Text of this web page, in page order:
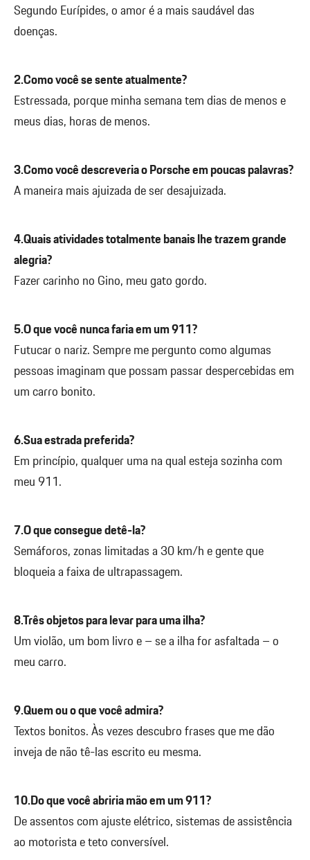
Segundo Eurípides, o amor é a mais saudável das
doenças.
2.Como você se sente atualmente?
Estressada, porque minha semana tem dias de menos e
meus dias, horas de menos.
3.Como você descreveria o Porsche em poucas palavras?
A maneira mais ajuizada de ser desajuizada.
4.Quais atividades totalmente banais lhe trazem grande
alegria?
Fazer carinho no Gino, meu gato gordo.
5.O que você nunca faria em um 911?
Futucar o nariz. Sempre me pergunto como algumas
pessoas imaginam que possam passar despercebidas em
um carro bonito.
6.Sua estrada preferida?
Em princípio, qualquer uma na qual esteja sozinha com
meu 911.
7.O que consegue detê-la?
Semáforos, zonas limitadas a 30 km/h e gente que
bloqueia a faixa de ultrapassagem.
8.Três objetos para levar para uma ilha?
Um violão, um bom livro e – se a ilha for asfaltada – o
meu carro.
9.Quem ou o que você admira?
Textos bonitos. Às vezes descubro frases que me dão
inveja de não tê-las escrito eu mesma.
10.Do que você abriria mão em um 911?
De assentos com ajuste elétrico, sistemas de assistência
ao motorista e teto conversível.